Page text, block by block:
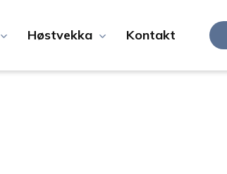
Høstvekka Kontakt